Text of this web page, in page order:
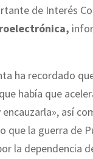
de Interés
ha recordado
había que
así
que la guerra de
la dependencia